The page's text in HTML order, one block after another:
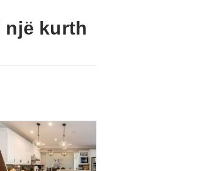
një kurth